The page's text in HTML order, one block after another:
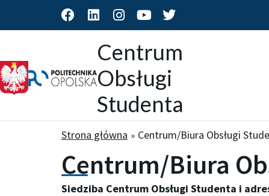
F
a
b
o
L
i
k
e
d
n
I
n
t
a
g
a
m
Y
o
t
b
T
w
t
t
r
Centrum
Obsługi
Studenta
Strona główna Centrum/Biura Obsługi
Centrum/Biura
Siedziba Centrum Obsługi Studenta i